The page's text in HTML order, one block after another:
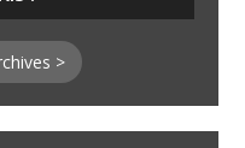
>